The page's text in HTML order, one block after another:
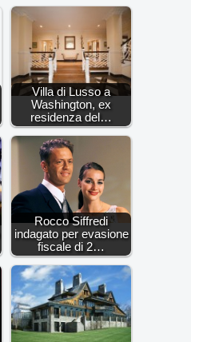
Villa di Lusso a
Washington, ex
residenza del…
Rocco Siffredi
indagato per evasione
fiscale di 2…